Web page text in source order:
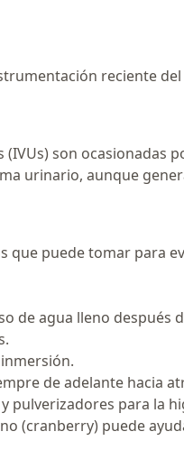
reciente
(IVUs) son
urinario, aunque
que puede tomar para
de agua lleno
de adelante hacia
pulverizadores para la
(cranberry) puede